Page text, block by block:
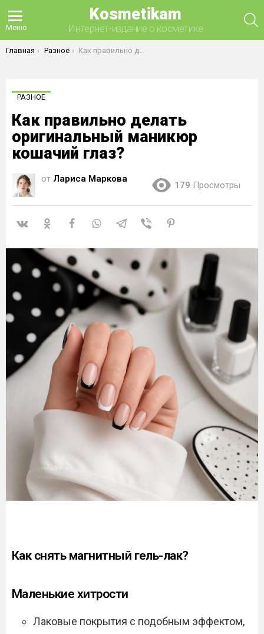
Меню
Kosmetikam
Интернет-издание о косметике
Вы здесь:
Главная Разное Как правильно делать оригинальный маникюр кошачий глаз?
РАЗНОЕ
Как правильно делать
оригинальный маникюр
кошачий глаз?
от Лариса Маркова
179 Просмотры
Как снять магнитный гель-лак?
Маленькие хитрости
Лаковые покрытия с подобным эффектом,